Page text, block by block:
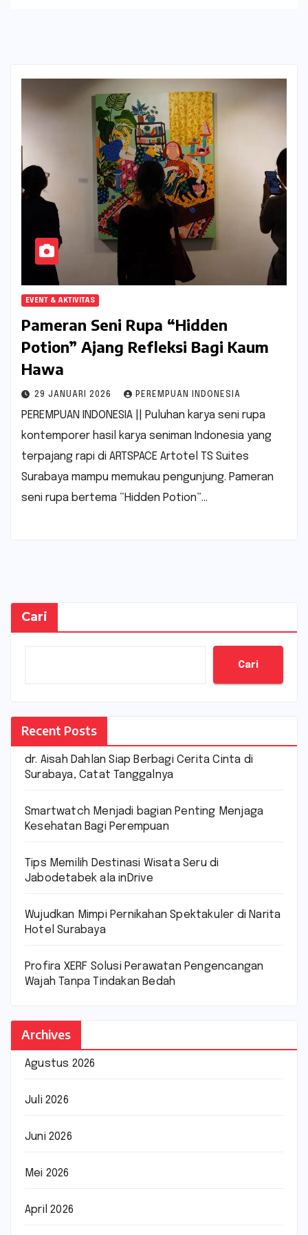
EVENT & AKTIVITAS
Pameran Seni Rupa “Hidden
Potion” Ajang Refleksi Bagi Kaum
Hawa
29 JANUARI 2026 PEREMPUAN INDONESIA
PEREMPUAN INDONESIA || Puluhan karya seni rupa
kontemporer hasil karya seniman Indonesia yang
terpajang rapi di ARTSPACE Artotel TS Suites
Surabaya mampu memukau pengunjung. Pameran
seni rupa bertema “Hidden Potion”…
Cari
Cari
Recent Posts
dr. Aisah Dahlan Siap Berbagi Cerita Cinta di
Surabaya, Catat Tanggalnya
Smartwatch Menjadi bagian Penting Menjaga
Kesehatan Bagi Perempuan
Tips Memilih Destinasi Wisata Seru di
Jabodetabek ala inDrive
Wujudkan Mimpi Pernikahan Spektakuler di Narita
Hotel Surabaya
Profira XERF Solusi Perawatan Pengencangan
Wajah Tanpa Tindakan Bedah
Archives
Agustus 2026
Juli 2026
Juni 2026
Mei 2026
April 2026